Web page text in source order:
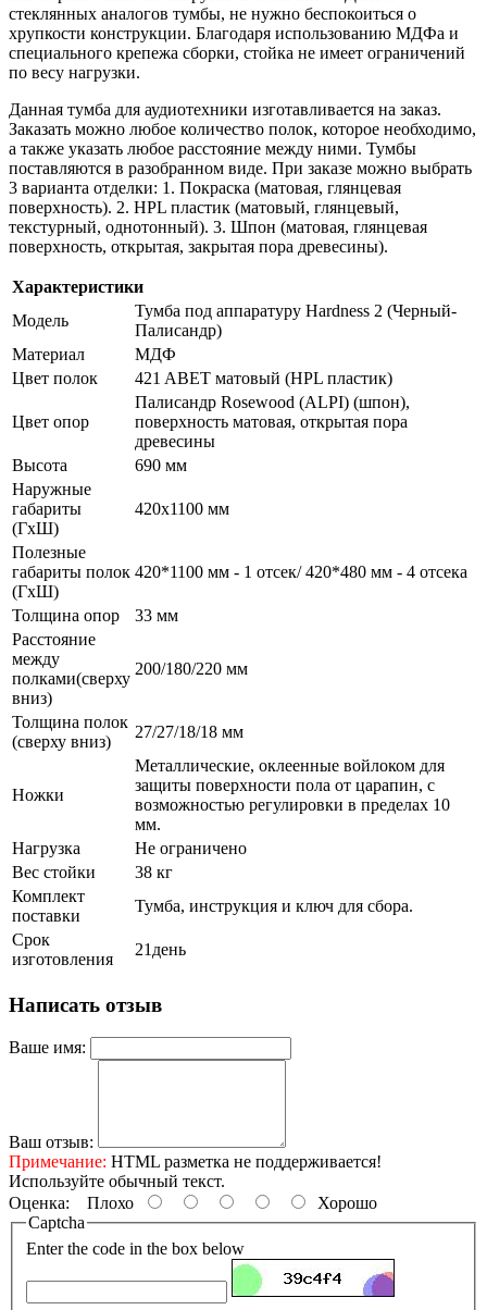
стеклянных аналогов тумбы, не нужно беспокоиться о
хрупкости конструкции. Благодаря использованию МДФа и
специального крепежа сборки, стойка не имеет ограничений
по весу нагрузки.
Данная тумба для аудиотехники изготавливается на заказ.
Заказать можно любое количество полок, которое необходимо,
а также указать любое расстояние между ними. Тумбы
поставляются в разобранном виде. При заказе можно выбрать
3 варианта отделки: 1. Покраска (матовая, глянцевая
поверхность). 2. HPL пластик (матовый, глянцевый,
текстурный, однотонный). 3. Шпон (матовая, глянцевая
поверхность, открытая, закрытая пора древесины).
Характеристики
Модель
Тумба под аппаратуру Hardness 2 (Черный-
Палисандр)
Материал
МДФ
Цвет полок
421 ABET матовый (HPL пластик)
Цвет опор
Палисандр Rosewood (ALPI) (шпон),
поверхность матовая, открытая пора
древесины
Высота
690 мм
Наружные
габариты
(ГxШ)
420x1100 мм
Полезные
габариты полок
(ГxШ)
420*1100 мм - 1 отсек/ 420*480 мм - 4 отсека
Толщина опор
33 мм
Расстояние
между
полками(сверху
вниз)
200/180/220 мм
Толщина полок
(сверху вниз)
27/27/18/18 мм
Ножки
Металлические, оклеенные войлоком для
защиты поверхности пола от царапин, с
возможностью регулировки в пределах 10
мм.
Нагрузка
Не ограничено
Вес стойки
38 кг
Комплект
поставки
Тумба, инструкция и ключ для сбора.
Срок
изготовления
21день
Написать отзыв
Ваше имя:
Ваш отзыв:
Примечание: HTML разметка не поддерживается!
Используйте обычный текст.
Оценка: Плохо
Хорошо
Captcha
Enter the code in the box below